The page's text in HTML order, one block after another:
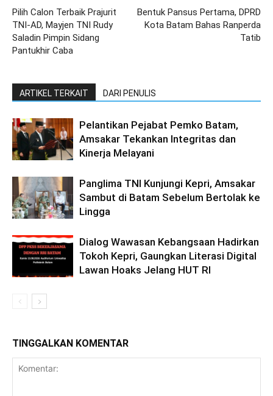
Pilih Calon Terbaik Prajurit
TNI-AD, Mayjen TNI Rudy
Saladin Pimpin Sidang
Pantukhir Caba
Bentuk Pansus Pertama, DPRD
Kota Batam Bahas Ranperda
Tatib
ARTIKEL TERKAIT DARI PENULIS
Pelantikan Pejabat Pemko Batam,
Amsakar Tekankan Integritas dan
Kinerja Melayani
Panglima TNI Kunjungi Kepri, Amsakar
Sambut di Batam Sebelum Bertolak ke
Lingga
Dialog Wawasan Kebangsaan Hadirkan
Tokoh Kepri, Gaungkan Literasi Digital
Lawan Hoaks Jelang HUT RI
TINGGALKAN KOMENTAR